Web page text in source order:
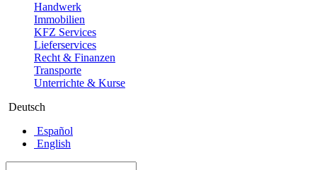
Handwerk
Immobilien
KFZ Services
Lieferservices
Recht & Finanzen
Transporte
Unterrichte & Kurse
Deutsch
Español
English